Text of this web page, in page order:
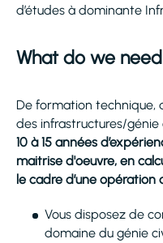
d’études à dominante
What do we
De formation technique,
des infrastructures/génie
10 à 15 années
maitrise d'oeuvre, en
le cadre d’une opération
Vous disposez de
domaine du génie